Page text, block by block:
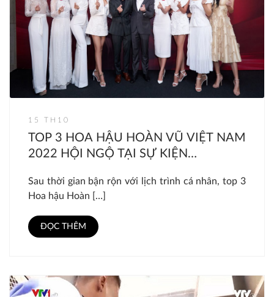
15 TH10
TOP 3 HOA HẬU HOÀN VŨ VIỆT NAM
2022 HỘI NGỘ TẠI SỰ KIỆN
Sau thời gian bận rộn với lịch trình cá nhân, top 3
Hoa hậu Hoàn […]
ĐỌC THÊM